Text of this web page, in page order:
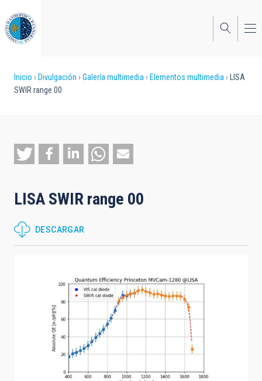
al
contenido
principal
Sobrescribir
enlaces
ayuda
a
navegación
Inicio Divulgación Galería multimedia Elementos multimedia
LISA
SWIR range 00
LISA SWIR range 00
DESCARGAR